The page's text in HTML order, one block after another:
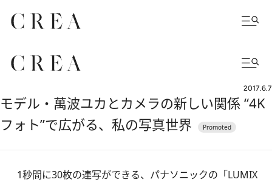
2017.6.7
モデル・萬波ユカとカメラの新しい関係 “4K
フォト”で広がる、私の写真世界
1秒間に30枚の連写ができる、パナソニックの「LUMIX